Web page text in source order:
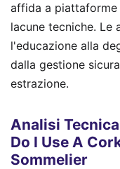
affida a
lacune tecniche. Le
l'educazione alla
dalla gestione
estrazione.
Analisi
Do I Use A
Sommelier